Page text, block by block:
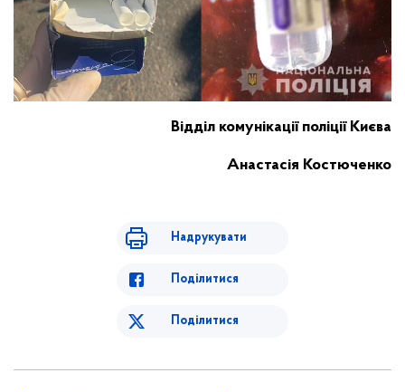
Відділ комунікації поліції Києва
Анастасія Костюченко
Надрукувати
Поділитися
Поділитися